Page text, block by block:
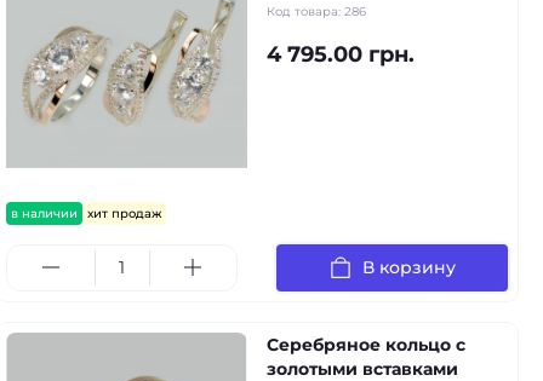
в наличии хит продаж
Код товара: 286
4 795.00 грн.
В корзину
Серебряное кольцо с
золотыми вставками